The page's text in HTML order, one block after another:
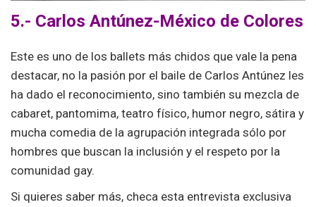
5.- Carlos Antúnez-México de Colores
Este es uno de los ballets más chidos que vale la pena
destacar, no la pasión por el baile de Carlos Antúnez les
ha dado el reconocimiento, sino también su mezcla de
cabaret, pantomima, teatro físico, humor negro, sátira y
mucha comedia de la agrupación integrada sólo por
hombres que buscan la inclusión y el respeto por la
comunidad gay.
Si quieres saber más, checa esta entrevista exclusiva